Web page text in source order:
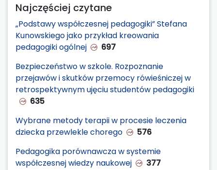
Najczęściej czytane
„Podstawy współczesnej pedagogiki” Stefana
Kunowskiego jako przykład kreowania
pedagogiki ogólnej
697
Bezpieczeństwo w szkole. Rozpoznanie
przejawów i skutków przemocy rówieśniczej w
retrospektywnym ujęciu studentów pedagogiki
635
Wybrane metody terapii w procesie leczenia
dziecka przewlekle chorego
576
Pedagogika porównawcza w systemie
współczesnej wiedzy naukowej
377